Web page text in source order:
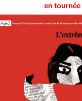
en tournée